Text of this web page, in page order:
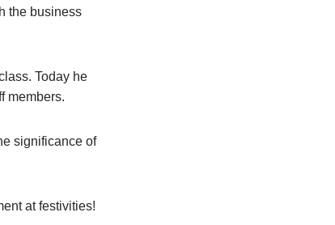
the business
Today he
members.
significance of
at festivities!